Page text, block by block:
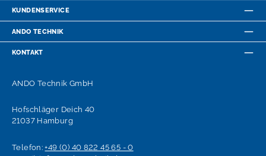
KUNDENSERVICE
ANDO TECHNIK
KONTAKT
ANDO Technik GmbH
Hofschläger Deich 40
21037 Hamburg
Telefon:+49 (0) 40 822 45 65 - 0